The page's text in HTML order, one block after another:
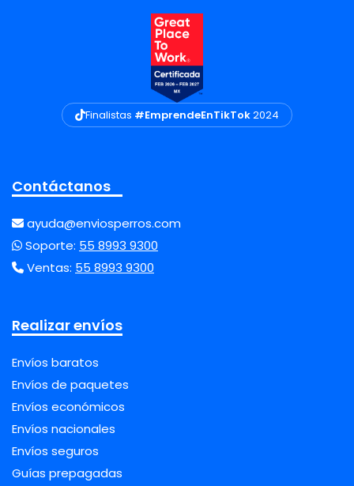
Finalistas #EmprendeEnTikTok2024
Contáctanos
ayuda@enviosperros.com
Soporte: 55 8993 9300
Ventas: 55 8993 9300
Realizar envíos
Envíos baratos
Envíos de paquetes
Envíos económicos
Envíos nacionales
Envíos seguros
Guías prepagadas